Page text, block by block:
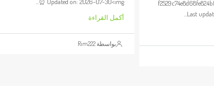
Last
أكمل القراءة
بواسطة Rim222